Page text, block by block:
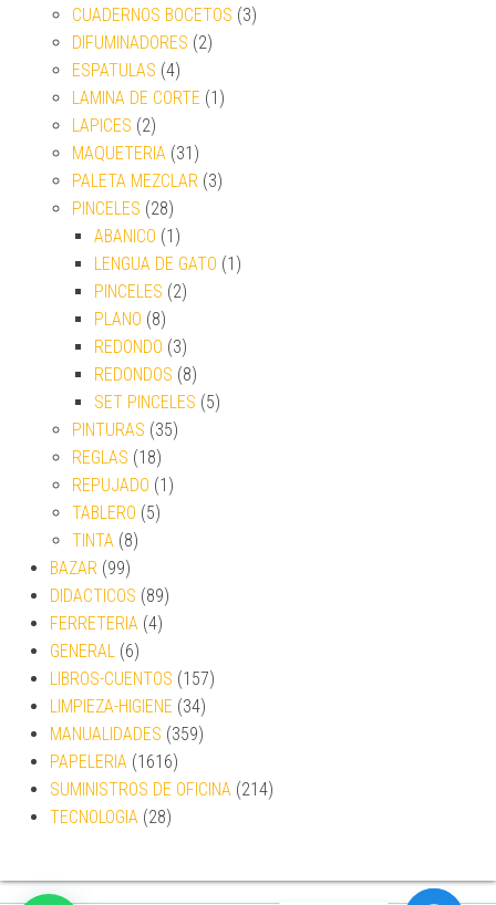
CUADERNOS BOCETOS (3)
DIFUMINADORES (2)
ESPATULAS (4)
LAMINA DE CORTE (1)
LAPICES (2)
MAQUETERIA (31)
PALETA MEZCLAR (3)
PINCELES (28)
ABANICO (1)
LENGUA DE GATO (1)
PINCELES (2)
PLANO (8)
REDONDO (3)
REDONDOS (8)
SET PINCELES (5)
PINTURAS (35)
REGLAS (18)
REPUJADO (1)
TABLERO (5)
TINTA (8)
BAZAR (99)
DIDACTICOS (89)
FERRETERIA (4)
GENERAL (6)
LIBROS-CUENTOS (157)
LIMPIEZA-HIGIENE (34)
MANUALIDADES (359)
PAPELERIA (1616)
SUMINISTROS DE OFICINA (214)
TECNOLOGIA (28)